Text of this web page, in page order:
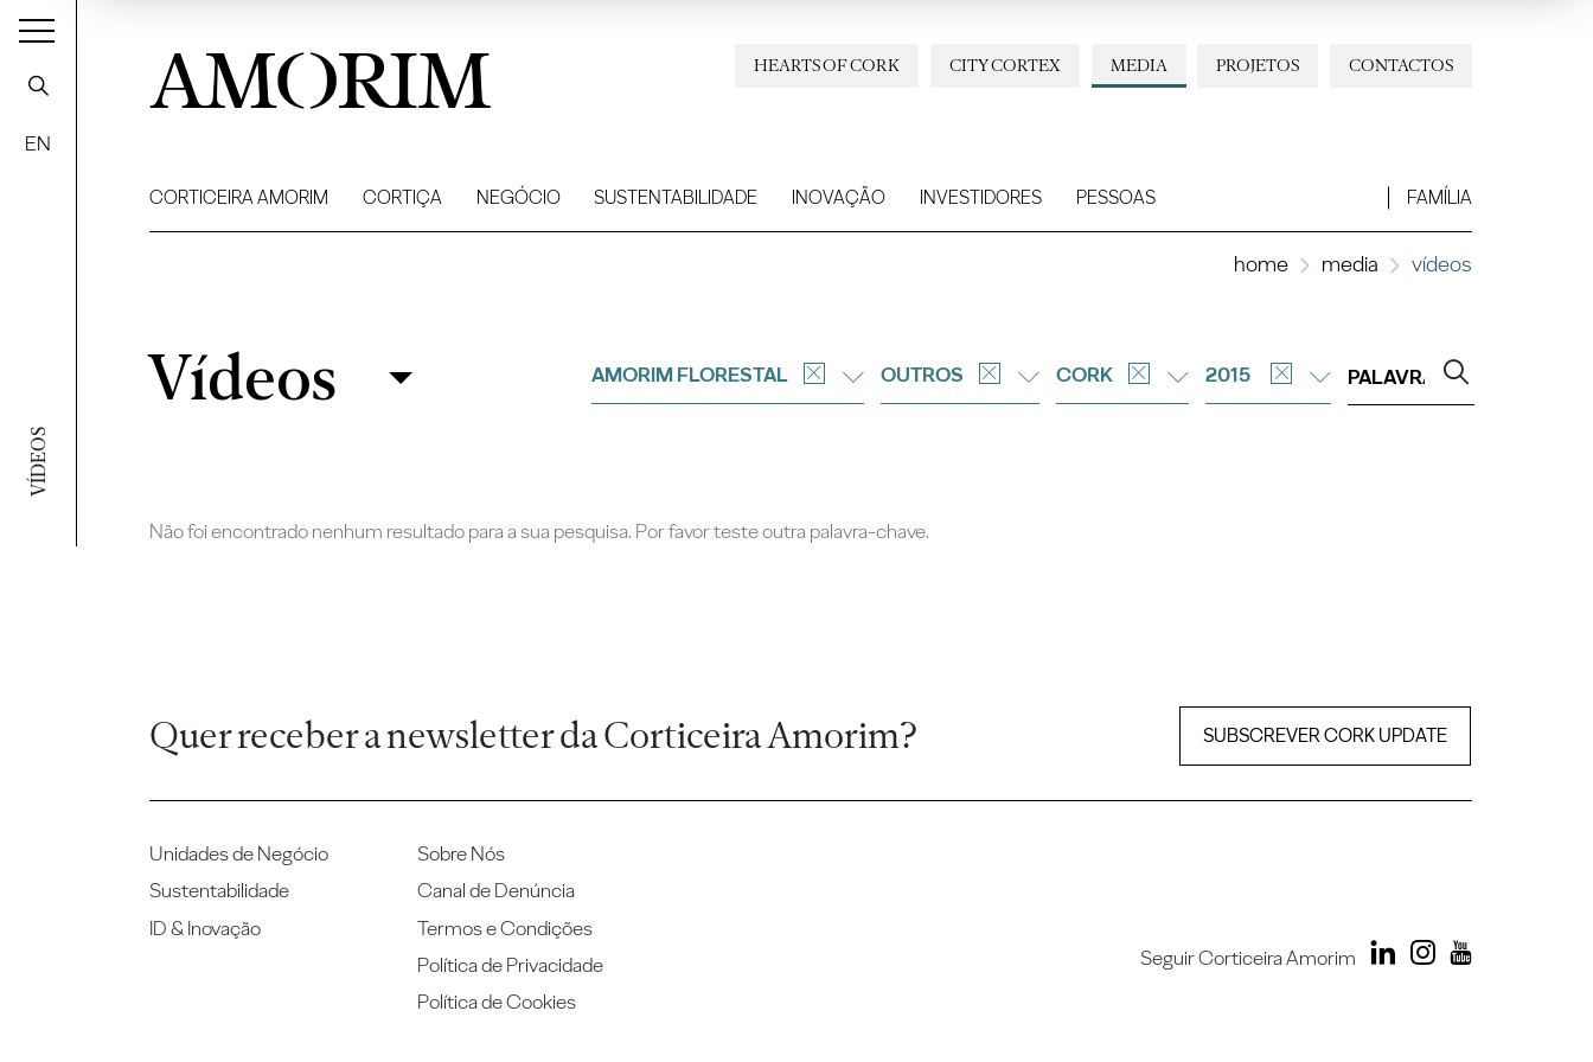
VÍDEOS
EN
AMORIM CONTACTOS
PROJETOS
MEDIA
CITY CORTEX
HEARTS OF CORK
CORTICEIRA AMORIM CORTIÇA NEGÓCIO SUSTENTABILIDADE INOVAÇÃO INVESTIDORES PESSOAS FAMÍLIA
home media vídeos
Filtrar
Vídeos AMORIM FLORESTAL OUTROS CORK 2015
Não foi encontrado nenhum resultado para a sua pesquisa. Por favor teste outra palavra-chave.
Quer receber a newsletter da Corticeira Amorim? SUBSCREVER CORK UPDATE
Unidades de Negócio
Sustentabilidade
ID & Inovação
Sobre Nós
Canal de Denúncia
Termos e Condições
Política de Privacidade
Política de Cookies
Seguir Corticeira Amorim